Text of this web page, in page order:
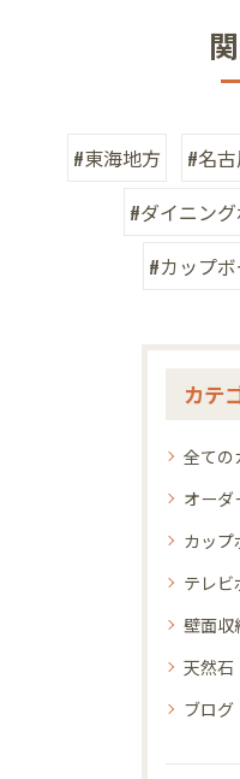
#東海地方 #名
#ダイニン
#カップ
カテ
全ての
オーダ
カップ
テレビ
壁面収
天然石
ブログ